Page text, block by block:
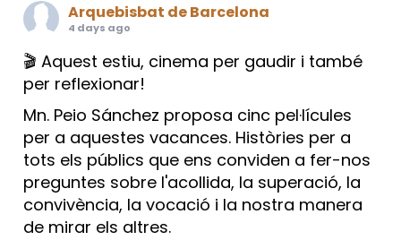
Arquebisbat de Barcelona
4 days ago
🎬 Aquest estiu, cinema per gaudir i també
per reflexionar!
Mn. Peio Sánchez proposa cinc pel·lícules
per a aquestes vacances. Històries per a
tots els públics que ens conviden a fer-nos
preguntes sobre l'acollida, la superació, la
convivència, la vocació i la nostra manera
de mirar els altres.